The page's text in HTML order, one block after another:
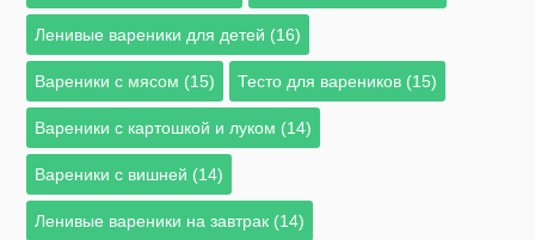
Ленивые вареники для детей (16)
Вареники с мясом (15) Тесто для вареников (15)
Вареники с картошкой и луком (14)
Вареники с вишней (14)
Ленивые вареники на завтрак (14)